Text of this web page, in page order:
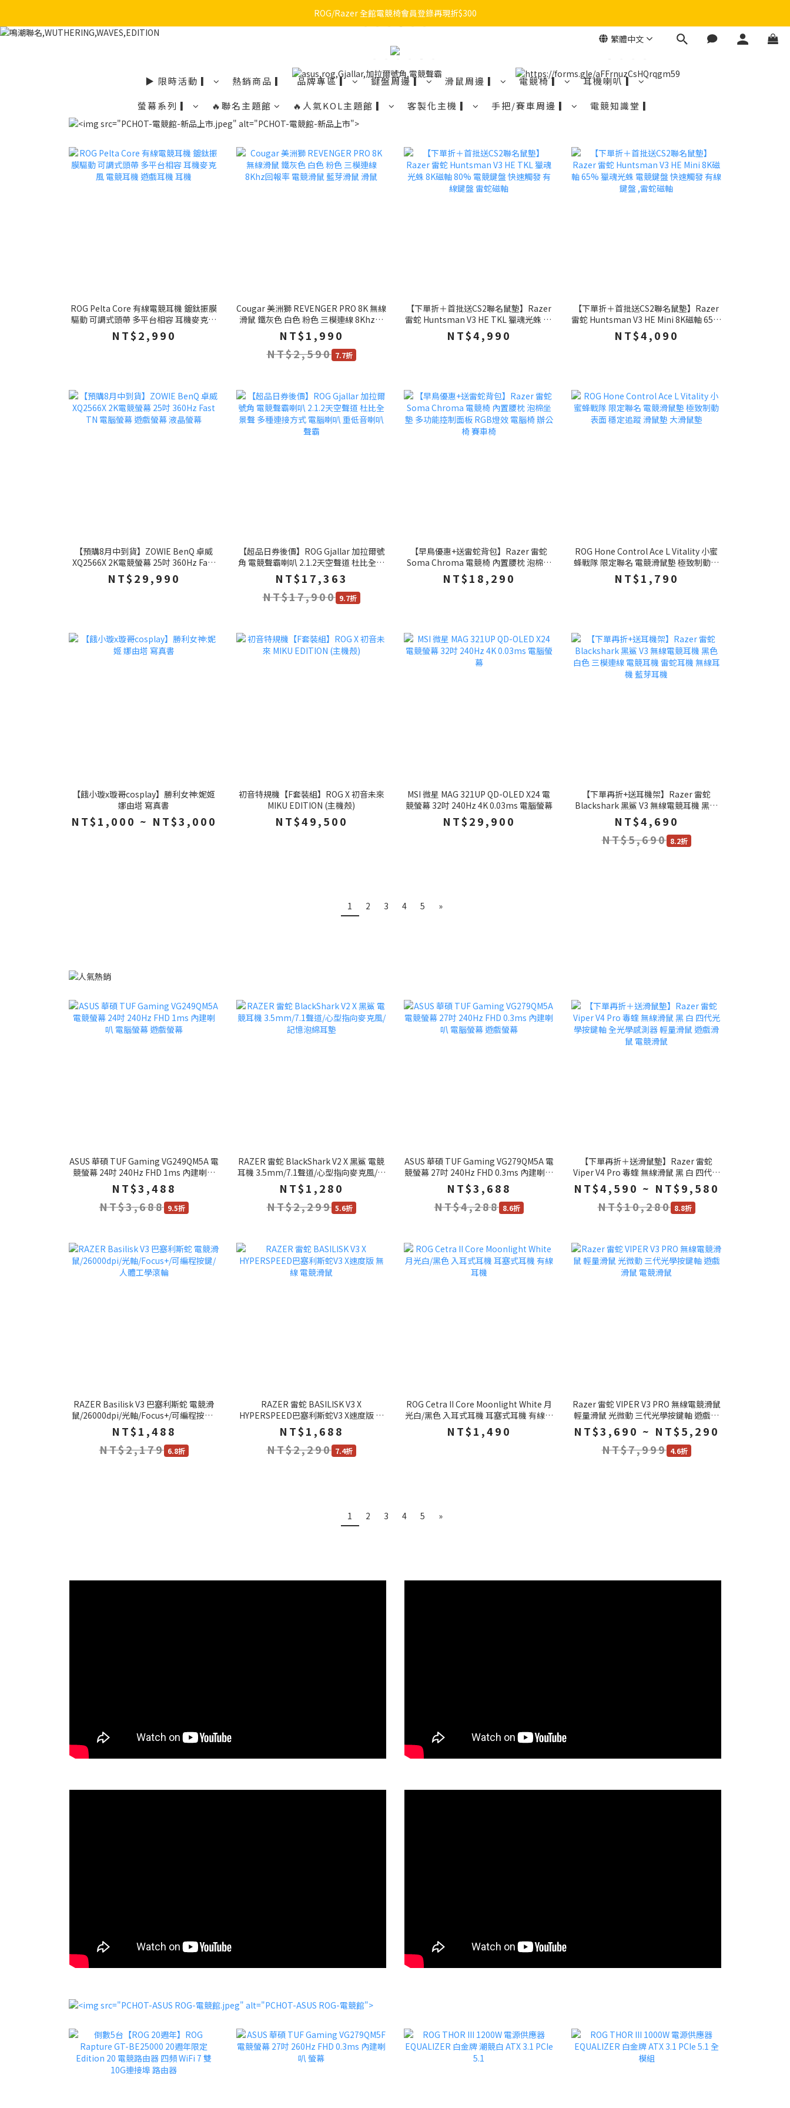
🔥品牌限定滿額折🔥ROG周邊滿1500折100 / 2500折200 / 3000折300
ROG/Razer 全館電競椅會員登錄再現折$300
繁體中文
▶ 限時活動 ▎ 熱銷商品 ▎ 品牌專區 ▎ 鍵盤周邊 ▎ 滑鼠周邊 ▎ 電競椅 ▎
耳機喇叭 ▎
螢幕系列 ▎
🔥聯名主題館 🔥人氣KOL主題館 ▎ 客製化主機 ▎ 手把/賽車周邊 ▎ 電競知識堂 ▎
ROG Pelta Core 有線電競耳機 鍍鈦振膜
驅動 可調式頭帶 多平台相容 耳機麥克風
電競耳機 遊戲耳機 耳機
NT$2,990
Cougar 美洲獅 REVENGER PRO 8K 無線
滑鼠 鐵灰色 白色 粉色 三模連線 8Khz回
報率 電競滑鼠 藍芽滑鼠 滑鼠
NT$1,990
NT$2,590 7.7折
【下單折＋首批送CS2聯名鼠墊】Razer
雷蛇 Huntsman V3 HE TKL 獵魂光蛛 8K
磁軸 80% 電競鍵盤 快速觸發 有線鍵盤 雷
蛇磁軸
NT$4,990
【下單折＋首批送CS2聯名鼠墊】Razer
雷蛇 Huntsman V3 HE Mini 8K磁軸 65%
獵魂光蛛 電競鍵盤 快速觸發 有線鍵盤 ,雷
蛇磁軸
NT$4,090
【預購8月中到貨】ZOWIE BenQ 卓威
XQ2566X 2K電競螢幕 25吋 360Hz Fast
TN 電腦螢幕 遊戲螢幕 液晶螢幕
NT$29,990
【超品日券後價】ROG Gjallar 加拉爾號
角 電競聲霸喇叭 2.1.2天空聲道 杜比全景
聲 多種連接方式 電腦喇叭 重低音喇叭 聲
霸
NT$17,363
NT$17,900 9.7折
【早鳥優惠+送雷蛇背包】Razer 雷蛇
Soma Chroma 電競椅 內置腰枕 泡棉坐
墊 多功能控制面板 RGB燈效 電腦椅 辦公
椅 賽車椅
NT$18,290
ROG Hone Control Ace L Vitality 小蜜
蜂戰隊 限定聯名 電競滑鼠墊 極致制動表
面 穩定追蹤 滑鼠墊 大滑鼠墊
NT$1,790
【餓小璇x璇哥cosplay】勝利女神:妮姬
娜由塔 寫真書
NT$1,000 ~ NT$3,000
初音特規機【F套裝組】ROG X 初音未來
MIKU EDITION (主機殼)
NT$49,500
MSI 微星 MAG 321UP QD-OLED X24 電
競螢幕 32吋 240Hz 4K 0.03ms 電腦螢幕
NT$29,900
【下單再折+送耳機架】Razer 雷蛇
Blackshark 黑鯊 V3 無線電競耳機 黑色
白色 三模連線 電競耳機 雷蛇耳機 無線耳
機 藍芽耳機
NT$4,690
NT$5,690 8.2折
1 2 3 4 5 »
ASUS 華碩 TUF Gaming VG249QM5A 電
競螢幕 24吋 240Hz FHD 1ms 內建喇叭
電腦螢幕 遊戲螢幕
NT$3,488
NT$3,688 9.5折
RAZER 雷蛇 BlackShark V2 X 黑鯊 電競
耳機 3.5mm/7.1聲道/心型指向麥克風/記
憶泡綿耳墊
NT$1,280
NT$2,299 5.6折
ASUS 華碩 TUF Gaming VG279QM5A 電
競螢幕 27吋 240Hz FHD 0.3ms 內建喇叭
電腦螢幕 遊戲螢幕
NT$3,688
NT$4,288 8.6折
【下單再折＋送滑鼠墊】Razer 雷蛇
Viper V4 Pro 毒蝰 無線滑鼠 黑 白 四代光
學按鍵軸 全光學感測器 輕量滑鼠 遊戲滑
鼠 電競滑鼠
NT$4,590 ~ NT$9,580
NT$10,280 8.8折
RAZER Basilisk V3 巴塞利斯蛇 電競滑
鼠/26000dpi/光軸/Focus+/可編程按鍵/
人體工學滾輪
NT$1,488
NT$2,179 6.8折
RAZER 雷蛇 BASILISK V3 X
HYPERSPEED巴塞利斯蛇V3 X速度版 無
線 電競滑鼠
NT$1,688
NT$2,290 7.4折
ROG Cetra II Core Moonlight White 月
光白/黑色 入耳式耳機 耳塞式耳機 有線耳
機
NT$1,490
Razer 雷蛇 VIPER V3 PRO 無線電競滑鼠
輕量滑鼠 光微動 三代光學按鍵軸 遊戲滑
鼠 電競滑鼠
NT$3,690 ~ NT$5,290
NT$7,999 4.6折
1 2 3 4 5 »